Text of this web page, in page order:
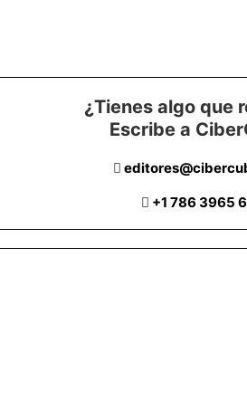
¿Tienes algo que
Escribe a
+1 786 3965